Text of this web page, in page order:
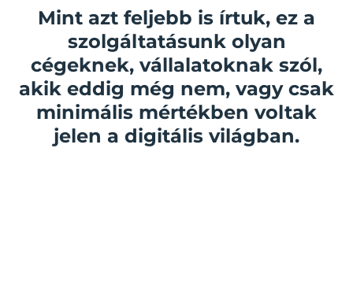
Mint azt feljebb is írtuk, ez a
szolgáltatásunk olyan
cégeknek, vállalatoknak szól,
akik eddig még nem, vagy csak
minimális mértékben voltak
jelen a digitális világban.